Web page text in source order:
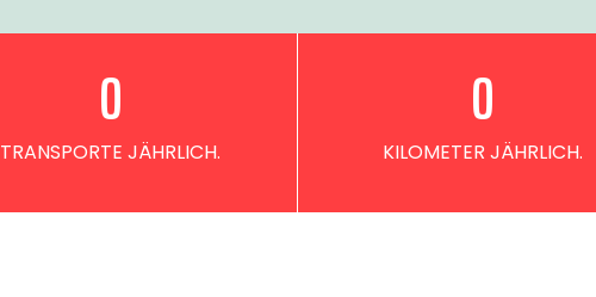
TRANSPORTE JÄHRLICH.
0
KILOMETER JÄHRLICH.
0